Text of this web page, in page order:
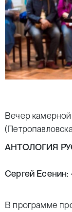
Вечер
АНТОЛОГИЯ
Сергей Есенин:
В программе